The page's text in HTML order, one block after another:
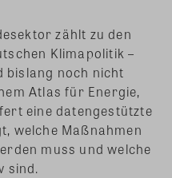
zählt zu den
Klimapolitik –
bislang noch nicht
Atlas für Energie,
eine datengestützte
welche Maßnahmen
muss und welche
sind.